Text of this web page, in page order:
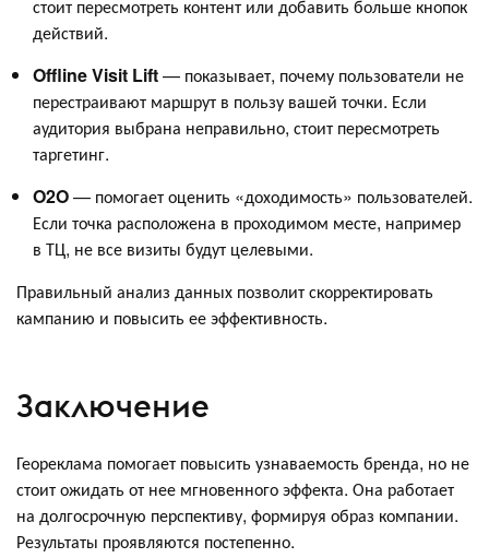
стоит пересмотреть контент или добавить больше кнопок
действий.
Offline Visit Lift— показывает, почему пользователи не
перестраивают маршрут в пользу вашей точки. Если
аудитория выбрана неправильно, стоит пересмотреть
таргетинг.
O2O— помогает оценить «доходимость» пользователей.
Если точка расположена в проходимом месте, например
в ТЦ, не все визиты будут целевыми.
Правильный анализ данных позволит скорректировать
кампанию и повысить ее эффективность.
Заключение
Геореклама помогает повысить узнаваемость бренда, но не
стоит ожидать от нее мгновенного эффекта. Она работает
на долгосрочную перспективу, формируя образ компании.
Результаты проявляются постепенно.